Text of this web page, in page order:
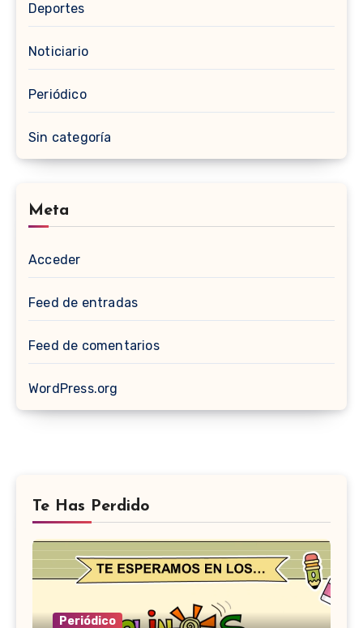
Deportes
Noticiario
Periódico
Sin categoría
Meta
Acceder
Feed de entradas
Feed de comentarios
WordPress.org
Te Has Perdido
Periódico